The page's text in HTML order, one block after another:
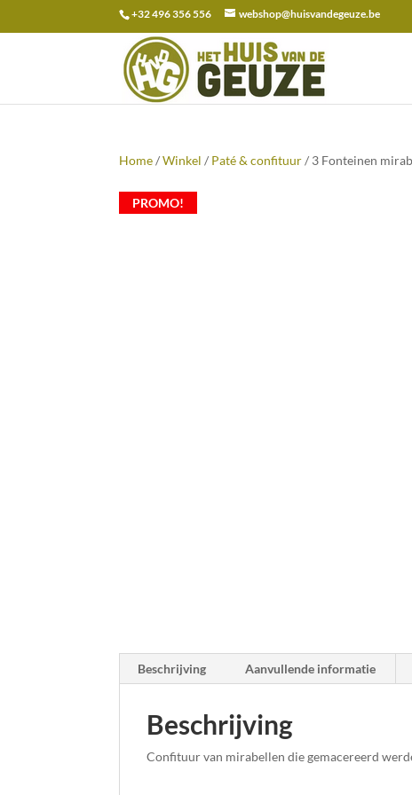
+32 496 356 556 webshop@huisvandegeuze.be
Zoeken
naar:
Home/Winkel / Paté & confituur/ 3 Fonteinen
PROMO!
Beschrijving Aanvullende informatie
Beschrijving
Confituur van mirabellen die gemacereerd